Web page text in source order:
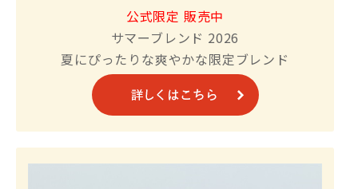
公式限定 販売中
サマーブレンド 2026
夏にぴったりな爽やかな限定ブレンド